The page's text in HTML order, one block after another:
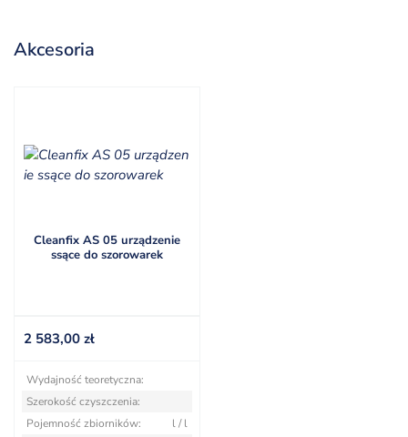
Akcesoria
Cleanfix AS 05 urządzenie
ssące do szorowarek
2 583,00 zł
Wydajność teoretyczna:
Szerokość czyszczenia:
Pojemność zbiorników:
l / l